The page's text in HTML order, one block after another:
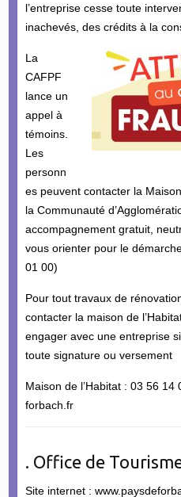
l’entreprise cesse toute
inachevés, des crédits à la
La
CAFPF
lance un
appel à
témoins.
Les
personn
es peuvent contacter la
la Communauté
accompagnement gratuit,
vous orienter pour le
01 00)
Pour tout travaux de
contacter la maison de
engager avec une entreprise
toute signature ou versement
Maison de l’Habitat : 03 56
forbach.fr
. Office de
Site internet :